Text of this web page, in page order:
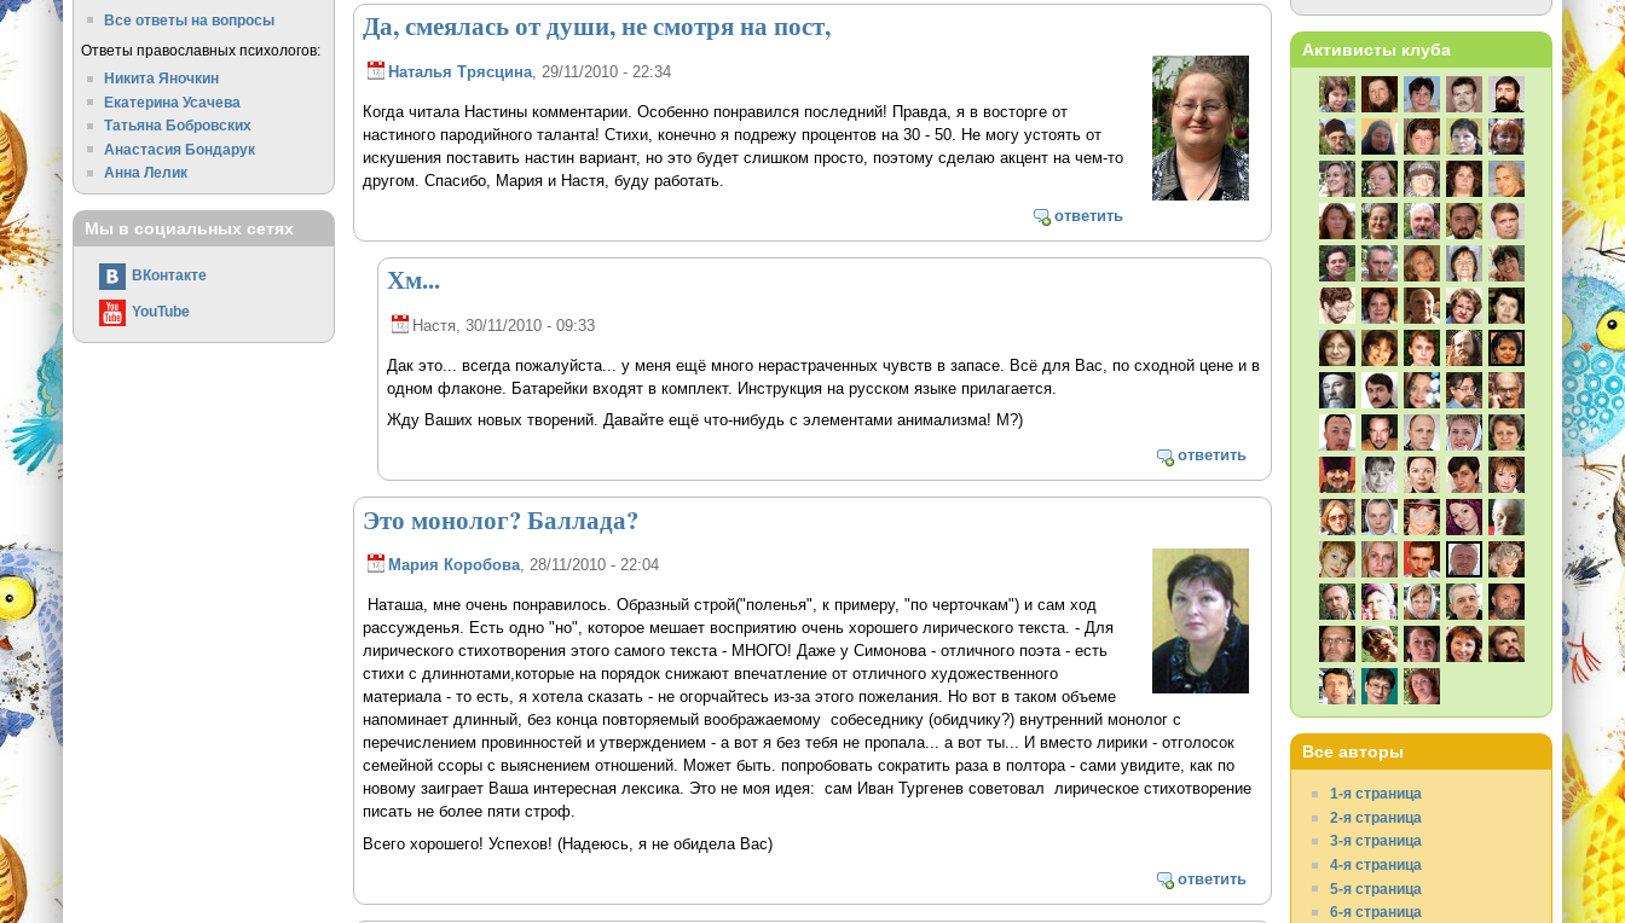
Да, смеялась от души, не смотря на пост,
Наталья Трясцина, 29/11/2010 - 22:34
Когда читала Настины комментарии. Особенно понравился последний! Правда, я в восторге от
настиного пародийного таланта! Стихи, конечно я подрежу процентов на 30 - 50. Не могу устоять от
искушения поставить настин вариант, но это будет слишком просто, поэтому сделаю акцент на чем-то
другом. Спасибо, Мария и Настя, буду работать.
ответить
Хм...
Настя , 30/11/2010 - 09:33
Дак это... всегда пожалуйста... у меня ещё много нерастраченных чувств в запасе. Всё для Вас, по сходной цене и в
одном флаконе. Батарейки входят в комплект. Инструкция на русском языке прилагается.
Жду Ваших новых творений. Давайте ещё что-нибудь с элементами анимализма! М?)
ответить
Это монолог? Баллада?
Мария Коробова, 28/11/2010 - 22:04
Наташа, мне очень понравилось. Образный строй("поленья", к примеру, "по черточкам") и сам ход
рассужденья. Есть одно "но", которое мешает восприятию очень хорошего лирического текста. - Для
лирического стихотворения этого самого текста - МНОГО! Даже у Симонова - отличного поэта - есть
стихи с длиннотами,которые на порядок снижают впечатление от отличного художественного
материала - то есть, я хотела сказать - не огорчайтесь из-за этого пожелания. Но вот в таком объеме
напоминает длинный, без конца повторяемый воображаемому собеседнику (обидчику?) внутренний монолог с
перечислением провинностей и утверждением - а вот я без тебя не пропала... а вот ты... И вместо лирики - отголосок
семейной ссоры с выяснением отношений. Может быть. попробовать сократить раза в полтора - сами увидите, как по
новому заиграет Ваша интересная лексика. Это не моя идея: сам Иван Тургенев советовал лирическое стихотворение
писать не более пяти строф.
Всего хорошего! Успехов! (Надеюсь, я не обидела Вас)
ответить
Все ответы на вопросы
Ответы православных психологов:
Никита Яночкин
Екатерина Усачева
Татьяна Бобровских
Анастасия Бондарук
Анна Лелик
Мы в социальных сетях
ВКонтакте
YouTube
Активисты клуба
Все авторы
1-я страница
2-я страница
3-я страница
4-я страница
5-я страница
6-я страница